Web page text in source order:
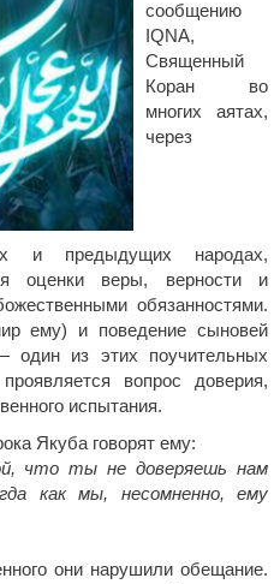
сообщению
IQNA,
Священный
Коран во
многих аятах,
через
и предыдущих народах,
оценки веры, верности и
обязанностями.
ему) и поведение сыновей
из этих поучительных
вопрос доверия,
испытания.
Якуба говорят ему:
что ты не доверяешь нам
как мы, несомненно, ему
они нарушили обещание.